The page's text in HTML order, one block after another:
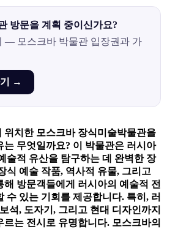
방문을 계획 중이신가요?
— 모스크바 박물관 입장권과 가
→
위치한 모스크바 장식미술박물관을
는 무엇일까요? 이 박물관은 러시아
술적 유산을 탐구하는 데 완벽한 장
식 예술 작품, 역사적 유물, 그리고
해 방문객들에게 러시아의 예술적 전
수 있는 기회를 제공합니다. 특히, 러
석, 도자기, 그리고 현대 디자인까지
르는 전시로 유명합니다. 모스크바의